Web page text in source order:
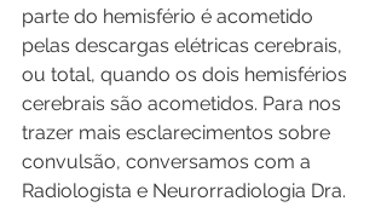
parte do hemisfério é acometido
pelas descargas elétricas cerebrais,
ou total, quando os dois hemisférios
cerebrais são acometidos. Para nos
trazer mais esclarecimentos sobre
convulsão, conversamos com a
Radiologista e Neurorradiologia Dra.